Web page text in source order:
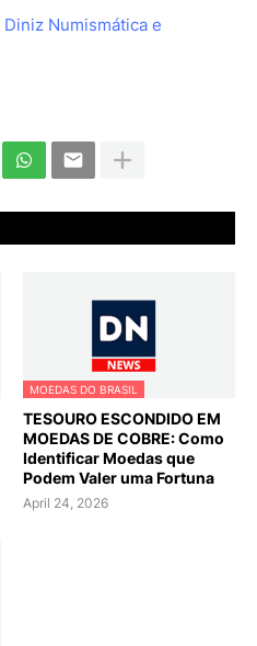
MOEDAS DO BRASIL
TESOURO ESCONDIDO EM
MOEDAS DE COBRE: Como
Identificar Moedas que
Podem Valer uma Fortuna
April 24, 2026